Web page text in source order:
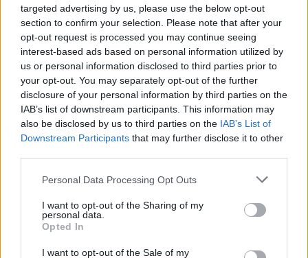
targeted advertising by us, please use the below opt-out
section to confirm your selection. Please note that after your
opt-out request is processed you may continue seeing
interest-based ads based on personal information utilized by
us or personal information disclosed to third parties prior to
your opt-out. You may separately opt-out of the further
disclosure of your personal information by third parties on the
IAB’s list of downstream participants. This information may
also be disclosed by us to third parties on the IAB’s List of
Downstream Participants that may further disclose it to other
Please note that this website/app uses one or more Google
not limited to your visit or usage behaviour. You may click to
grant or deny consent to Google and its third-party tags to
use your data for below specified purposes in below Google
consent section.
Personal Data Processing Opt Outs
I want to opt-out of the Sharing of my
personal data.
Opted In
I want to opt-out of the Sale of my